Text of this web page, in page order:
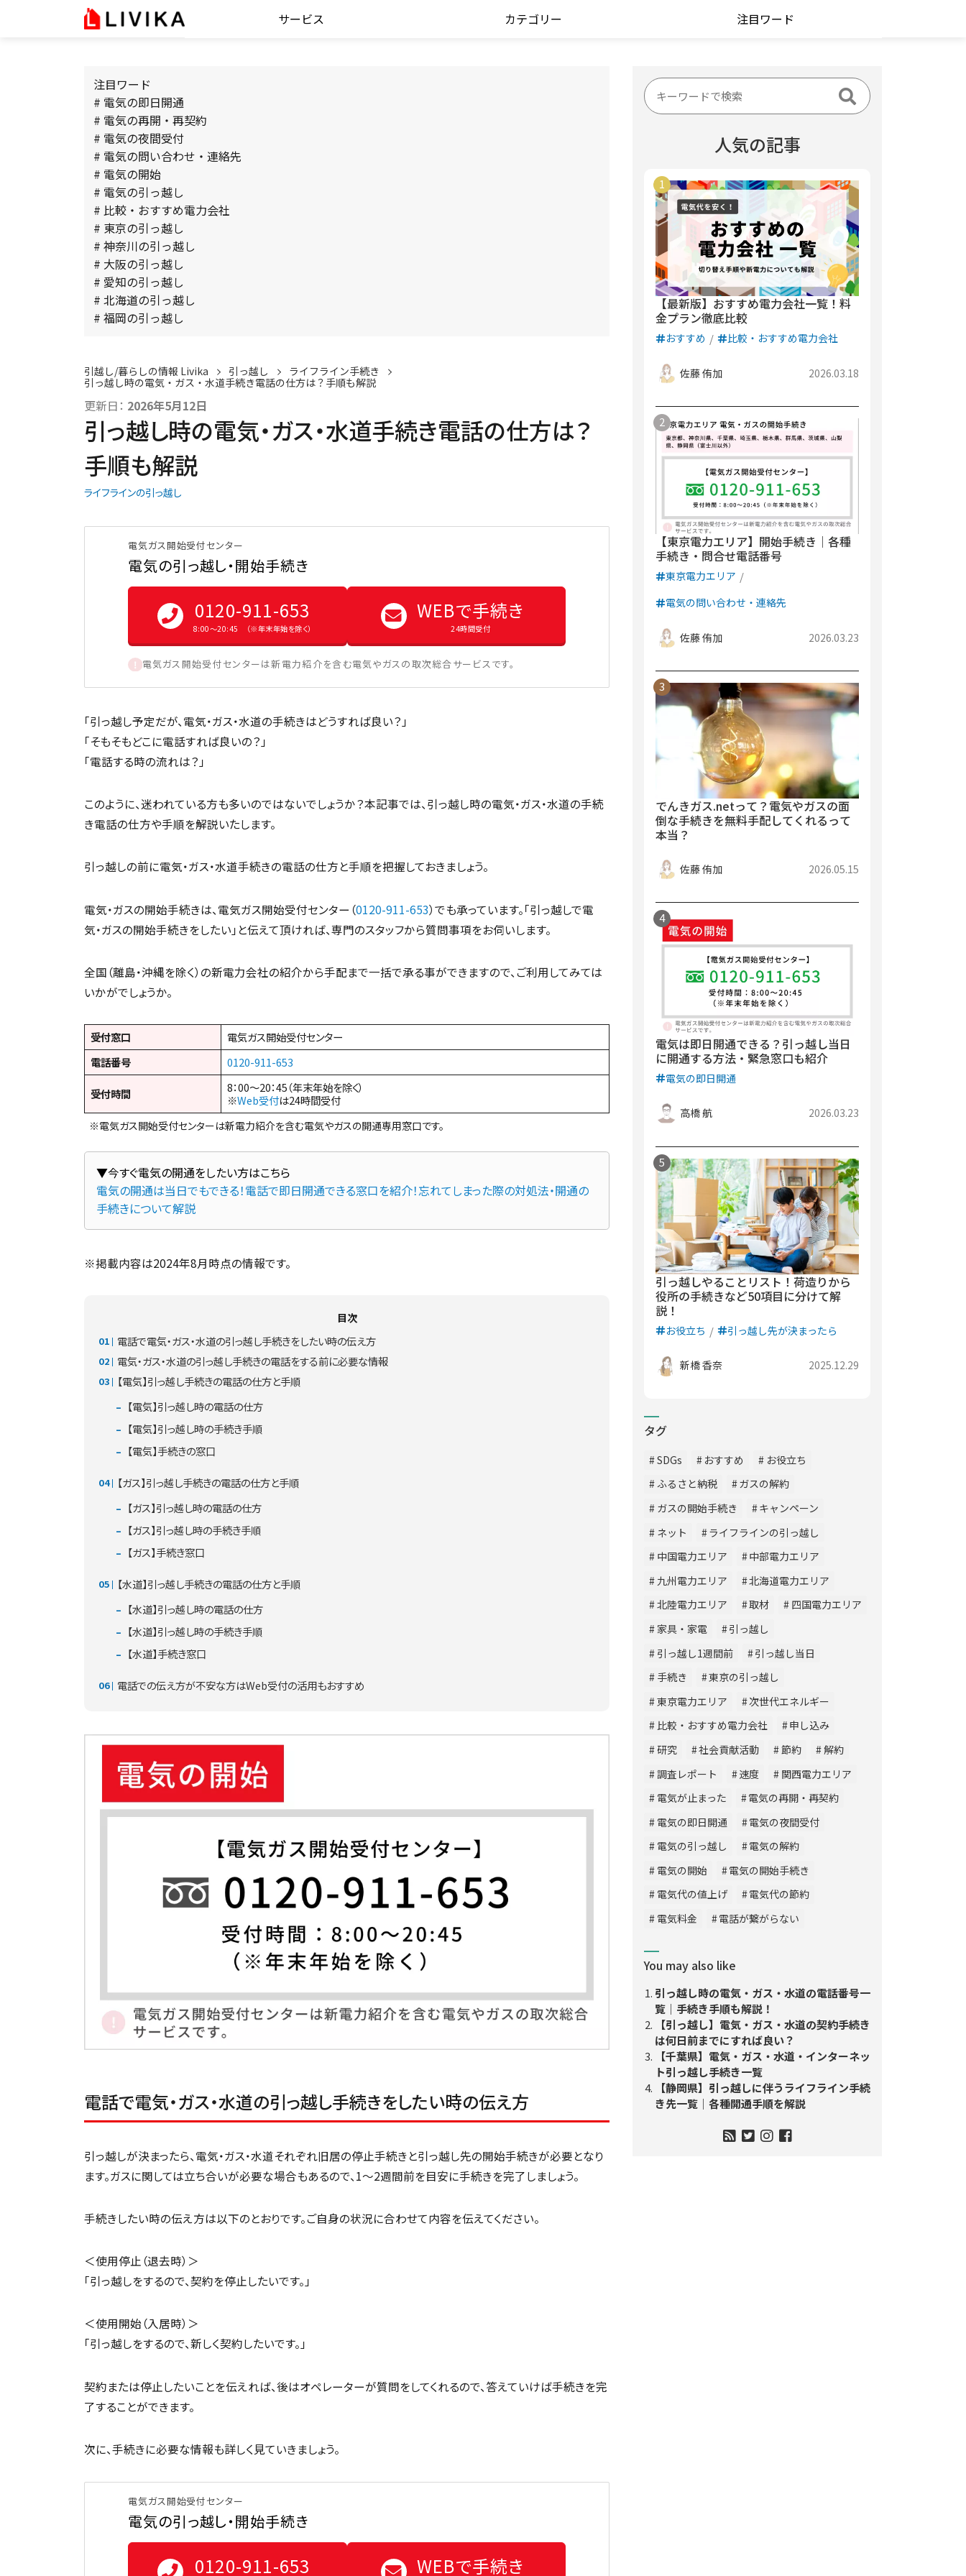
サービス カテゴリー 注目ワード
注目ワード
# 電気の即日開通
# 電気の再開・再契約
# 電気の夜間受付
# 電気の問い合わせ・連絡先
# 電気の開始
# 電気の引っ越し
# 比較・おすすめ電力会社
# 東京の引っ越し
# 神奈川の引っ越し
# 大阪の引っ越し
# 愛知の引っ越し
# 北海道の引っ越し
# 福岡の引っ越し
引越し/暮らしの情報 Livika 引っ越し
ライフライン手続き
引っ越し時の電気・ガス・水道手続き電話の仕方は？手順も解説
更新日： 2026年5月12日
引っ越し時の電気・ガス・水道手続き電話の仕方は？
手順も解説
ライフラインの引っ越し
電気ガス開始受付センター
電気の引っ越し・開始手続き
0120-911-653
8:00〜20:45 （※年末年始を除く）
WEBで手続き
24時間受付
電気ガス開始受付センターは新電力紹介を含む電気やガスの取次総合サービスです。
「引っ越し予定だが、電気・ガス・水道の手続きはどうすれば良い？」
「そもそもどこに電話すれば良いの？」
「電話する時の流れは？」
このように、迷われている方も多いのではないでしょうか？本記事では、引っ越し時の電気・ガス・水道の手続
き電話の仕方や手順を解説いたします。
引っ越しの前に電気・ガス・水道手続きの電話の仕方と手順を把握しておきましょう。
電気・ガスの開始手続きは、電気ガス開始受付センター（0120-911-653）でも承っています。「引っ越しで電
気・ガスの開始手続きをしたい」と伝えて頂ければ、専門のスタッフから質問事項をお伺いします。
全国（離島・沖縄を除く）の新電力会社の紹介から手配まで一括で承る事ができますので、ご利用してみては
いかがでしょうか。
受付窓口
電気ガス開始受付センター
電話番号
0120-911-653
受付時間
8：00～20：45（年末年始を除く）
※Web受付は24時間受付
※電気ガス開始受付センターは新電力紹介を含む電気やガスの開通専用窓口です。
電気の開通は当日でもできる！電話で即日開通できる窓口を紹介！忘れてしまった際の対処法・開通の
手続きについて解説
※掲載内容は2024年8月時点の情報です。
目次
電話で電気・ガス・水道の引っ越し手続きをしたい時の伝え方
電気・ガス・水道の引っ越し手続きの電話をする前に必要な情報
【電気】引っ越し手続きの電話の仕方と手順
【電気】引っ越し時の電話の仕方
【電気】引っ越し時の手続き手順
【電気】手続きの窓口
【ガス】引っ越し手続きの電話の仕方と手順
【ガス】引っ越し時の電話の仕方
【ガス】引っ越し時の手続き手順
【ガス】手続き窓口
【水道】引っ越し手続きの電話の仕方と手順
【水道】引っ越し時の電話の仕方
【水道】引っ越し時の手続き手順
【水道】手続き窓口
電話での伝え方が不安な方はWeb受付の活用もおすすめ
電話で電気・ガス・水道の引っ越し手続きをしたい時の伝え方
引っ越しが決まったら、電気・ガス・水道それぞれ旧居の停止手続きと引っ越し先の開始手続きが必要となり
ます。ガスに関しては立ち合いが必要な場合もあるので、1～2週間前を目安に手続きを完了しましょう。
手続きしたい時の伝え方は以下のとおりです。ご自身の状況に合わせて内容を伝えてください。
＜使用停止（退去時）＞
「引っ越しをするので、契約を停止したいです。」
＜使用開始（入居時）＞
「引っ越しをするので、新しく契約したいです。」
契約または停止したいことを伝えれば、後はオペレーターが質問をしてくれるので、答えていけば手続きを完
了することができます。
次に、手続きに必要な情報も詳しく見ていきましょう。
電気ガス開始受付センター
電気の引っ越し・開始手続き
0120-911-653 WEBで手続き
人気の記事
【最新版】おすすめ電力会社一覧！料
金プラン徹底比較
おすすめ 比較・おすすめ電力会社
佐藤 侑加 2026.03.18
【東京電力エリア】開始手続き｜各種
手続き・問合せ電話番号
東京電力エリア
電気の問い合わせ・連絡先
佐藤 侑加 2026.03.23
でんきガス.netって？電気やガスの面
倒な手続きを無料手配してくれるって
本当？
佐藤 侑加 2026.05.15
電気は即日開通できる？引っ越し当日
に開通する方法・緊急窓口も紹介
電気の即日開通
高橋 航 2026.03.23
引っ越しやることリスト！荷造りから
役所の手続きなど50項目に分けて解
説！
お役立ち 引っ越し先が決まったら
新橋 香奈 2025.12.29
タグ
SDGs おすすめ
お役立ち
ふるさと納税
ガスの解約
ガスの開始手続き
キャンペーン
ネット
ライフラインの引っ越し
中国電力エリア
中部電力エリア
九州電力エリア
北海道電力エリア
北陸電力エリア
取材
四国電力エリア
家具・家電
引っ越し
引っ越し1週間前
引っ越し当日
手続き
東京の引っ越し
東京電力エリア
次世代エネルギー
比較・おすすめ電力会社
申し込み
研究
社会貢献活動 節約
解約
調査レポート
速度
関西電力エリア
電気が止まった
電気の再開・再契約
電気の即日開通
電気の夜間受付
電気の引っ越し
電気の解約
電気の開始
電気の開始手続き
電気代の値上げ
電気代の節約
電気料金
電話が繋がらない
You may also like
引っ越し時の電気・ガス・水道の電話番号一
覧｜手続き手順も解説！
【引っ越し】電気・ガス・水道の契約手続き
は何日前までにすれば良い？
【千葉県】電気・ガス・水道・インターネッ
ト引っ越し手続き一覧
【静岡県】引っ越しに伴うライフライン手続
き先一覧｜各種開通手順を解説